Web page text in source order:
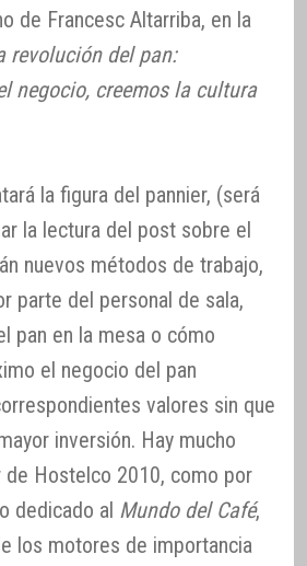
de Francesc Altarriba, en la
revolución del pan:
negocio, creemos la cultura
la figura del pannier, (será
la lectura del post sobre el
nuevos métodos de trabajo,
parte del personal de sala,
pan en la mesa o cómo
el negocio del pan
valores sin que
inversión. Hay mucho
de Hostelco 2010, como por
dedicado al Mundo del Café,
los motores de importancia